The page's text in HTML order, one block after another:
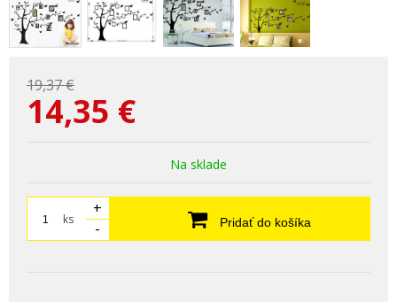
19,37 €
14,35 €
Na sklade
ks
+
-
Pridať do košíka